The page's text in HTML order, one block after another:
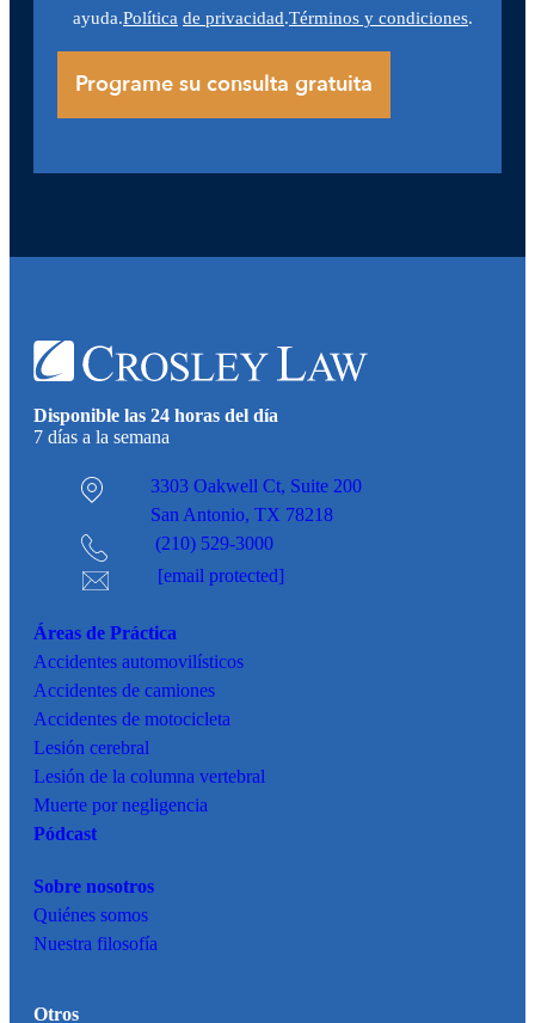
ayuda.Política de privacidad.Términos y condiciones.
Disponible las 24 horas del día
7 días a la semana
3303 Oakwell Ct, Suite 200
San Antonio, TX 78218
(210) 529-3000
[email protected]
Áreas de Práctica
Accidentes automovilísticos
Accidentes de camiones
Accidentes de motocicleta
Lesión cerebral
Lesión de la columna vertebral
Muerte por negligencia
Pódcast
Sobre nosotros
Quiénes somos
Nuestra filosofía
Otros